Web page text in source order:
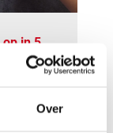
Over
in 5
zon ook
Alleen al